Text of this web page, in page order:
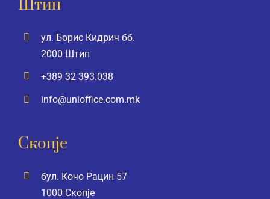
Штип
ул. Борис Кидрич бб.
2000 Штип
+389 32 393.038
info@unioffice.com.mk
Скопје
бул. Кочо Рацин 57
1000 Скопје